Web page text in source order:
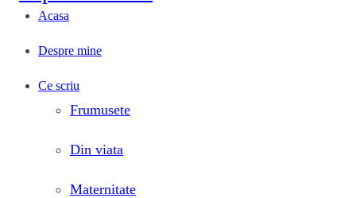
Acasa
Despre mine
Ce scriu
Frumusete
Din viata
Maternitate